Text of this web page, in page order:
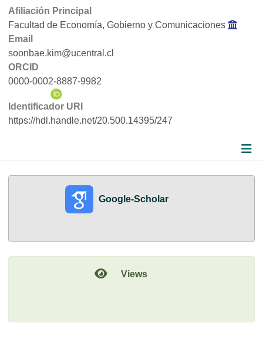
Afiliación Principal
Facultad de Economía, Gobierno y Comunicaciones
Email
soonbae.kim@ucentral.cl
ORCID
0000-0002-8887-9982
Identificador URI
https://hdl.handle.net/20.500.14395/247
Métricas
Detalles
Google-Scholar
Views